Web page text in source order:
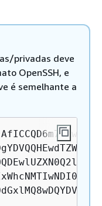
privadas deve
OpenSSH, e
é semelhante a